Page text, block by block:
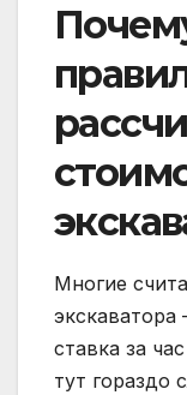
Многие
ставка за
тут гораздо